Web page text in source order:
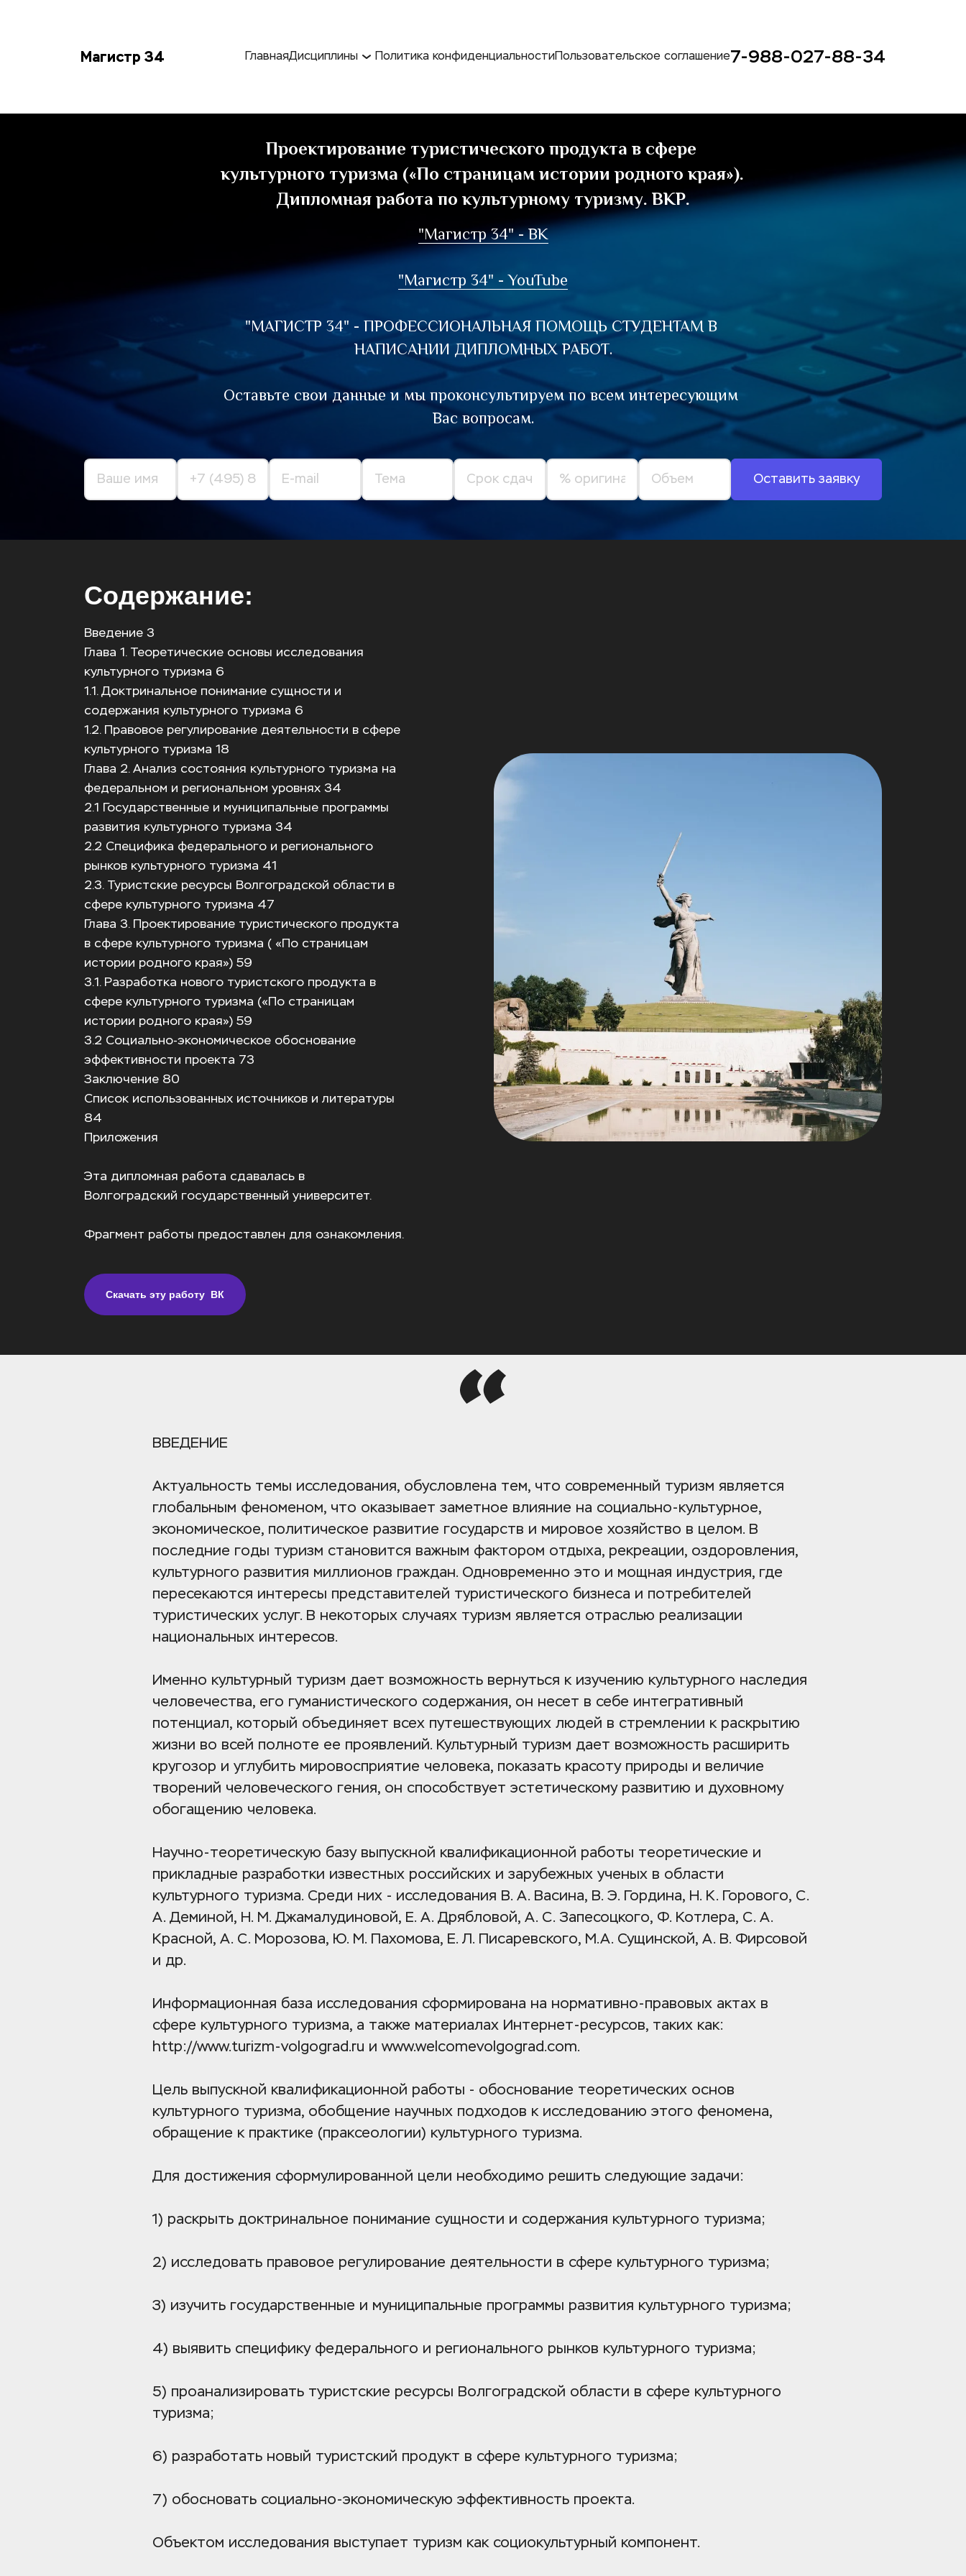
Магистр 34 ГлавнаяДисциплины Политика конфиденциальности Пользовательское соглашение7-988-027-88-34
Проектирование туристического продукта в сфере
культурного туризма («По страницам истории родного края»).
Дипломная работа по культурному туризму. ВКР.
"Магистр 34" - ВK
"Магистр 34" - YouTube
"МАГИСТР 34" - ПРОФЕССИОНАЛЬНАЯ ПОМОЩЬ СТУДЕНТАМ В
НАПИСАНИИ ДИПЛОМНЫХ РАБОТ.
Оставьте свои данные и мы проконсультируем по всем интересующим
Вас вопросам.
Оставить заявку
Содержание:
Введение 3
Глава 1. Теоретические основы исследования
культурного туризма 6
1.1. Доктринальное понимание сущности и
содержания культурного туризма 6
1.2. Правовое регулирование деятельности в сфере
культурного туризма 18
Глава 2. Анализ состояния культурного туризма на
федеральном и региональном уровнях 34
2.1 Государственные и муниципальные программы
развития культурного туризма 34
2.2 Специфика федерального и регионального
рынков культурного туризма 41
2.3. Туристские ресурсы Волгоградской области в
сфере культурного туризма 47
Глава 3. Проектирование туристического продукта
в сфере культурного туризма ( «По страницам
истории родного края») 59
3.1. Разработка нового туристского продукта в
сфере культурного туризма («По страницам
истории родного края») 59
3.2 Социально-экономическое обоснование
эффективности проекта 73
Заключение 80
Список использованных источников и литературы
84
Приложения
Эта дипломная работа сдавалась в
Волгоградский государственный университет.
Фрагмент работы предоставлен для ознакомления.
Скачать эту работу  ВК
ВВЕДЕНИЕ
Актуальность темы исследования, обусловлена тем, что современный туризм является
глобальным феноменом, что оказывает заметное влияние на социально-культурное,
экономическое, политическое развитие государств и мировое хозяйство в целом. В
последние годы туризм становится важным фактором отдыха, рекреации, оздоровления,
культурного развития миллионов граждан. Одновременно это и мощная индустрия, где
пересекаются интересы представителей туристического бизнеса и потребителей
туристических услуг. В некоторых случаях туризм является отраслью реализации
национальных интересов.
Именно культурный туризм дает возможность вернуться к изучению культурного наследия
человечества, его гуманистического содержания, он несет в себе интегративный
потенциал, который объединяет всех путешествующих людей в стремлении к раскрытию
жизни во всей полноте ее проявлений. Культурный туризм дает возможность расширить
кругозор и углубить мировосприятие человека, показать красоту природы и величие
творений человеческого гения, он способствует эстетическому развитию и духовному
обогащению человека.
Научно-теоретическую базу выпускной квалификационной работы теоретические и
прикладные разработки известных российских и зарубежных ученых в области
культурного туризма. Среди них - исследования В. А. Васина, В. Э. Гордина, Н. К. Горового, С.
А. Деминой, Н. М. Джамалудиновой, Е. А. Дрябловой, А. С. Запесоцкого, Ф. Котлера, С. А.
Красной, А. С. Морозова, Ю. М. Пахомова, Е. Л. Писаревского, М.А. Сущинской, А. В. Фирсовой
и др.
Информационная база исследования сформирована на нормативно-правовых актах в
http://www.turizm-volgograd.ru и www.welcomevolgograd.com.
Цель выпускной квалификационной работы - обоснование теоретических основ
культурного туризма, обобщение научных подходов к исследованию этого феномена,
обращение к практике (праксеологии) культурного туризма.
Для достижения сформулированной цели необходимо решить следующие задачи:
1) раскрыть доктринальное понимание сущности и содержания культурного туризма;
2) исследовать правовое регулирование деятельности в сфере культурного туризма;
3) изучить государственные и муниципальные программы развития культурного туризма;
4) выявить специфику федерального и регионального рынков культурного туризма;
5) проанализировать туристские ресурсы Волгоградской области в сфере культурного
туризма;
6) разработать новый туристский продукт в сфере культурного туризма;
7) обосновать социально-экономическую эффективность проекта.
Объектом исследования выступает туризм как социокультурный компонент.